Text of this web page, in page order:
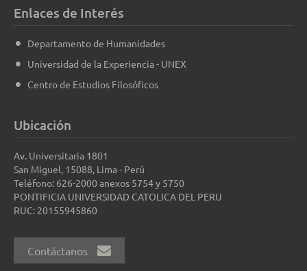
Enlaces de Interés
Departamento de Humanidades
Universidad de la Experiencia - UNEX
Centro de Estudios Filosóficos
Ubicación
Av. Universitaria 1801
San Miguel, 15088, Lima - Perú
Teléfono: 626-2000 anexos 5754 y 5750
PONTIFICIA UNIVERSIDAD CATOLICA DEL PERU
RUC: 20155945860
Contáctanos